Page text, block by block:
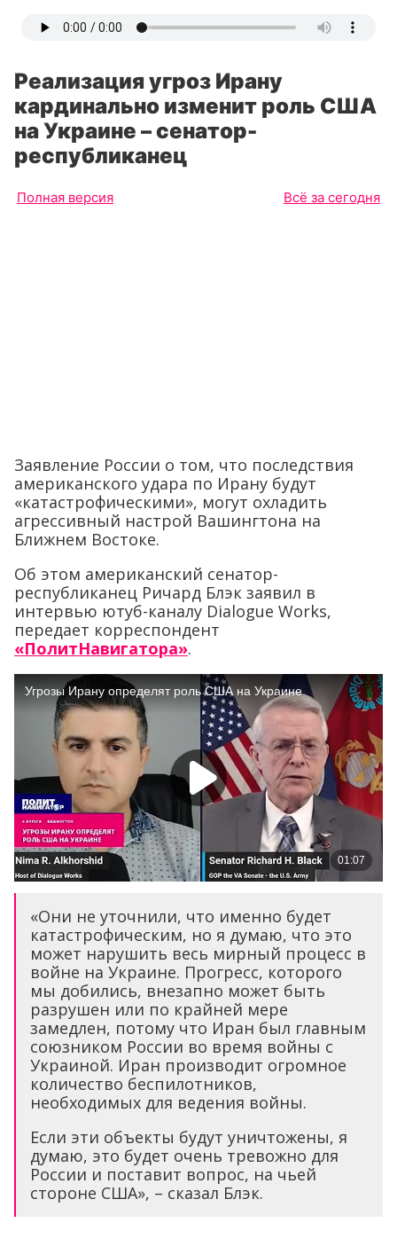
Реализация угроз Ирану
кардинально изменит роль США
на Украине – сенатор-
республиканец
Полная версия Всё за сегодня
Заявление России о том, что последствия
американского удара по Ирану будут
«катастрофическими», могут охладить
агрессивный настрой Вашингтона на
Ближнем Востоке.
Об этом американский сенатор-
республиканец Ричард Блэк заявил в
интервью ютуб-каналу Dialogue Works,
передает корреспондент
«ПолитНавигатора».
«Они не уточнили, что именно будет
катастрофическим, но я думаю, что это
может нарушить весь мирный процесс в
войне на Украине. Прогресс, которого
мы добились, внезапно может быть
разрушен или по крайней мере
замедлен, потому что Иран был главным
союзником России во время войны с
Украиной. Иран производит огромное
количество беспилотников,
необходимых для ведения войны.
Если эти объекты будут уничтожены, я
думаю, это будет очень тревожно для
России и поставит вопрос, на чьей
стороне США», – сказал Блэк.